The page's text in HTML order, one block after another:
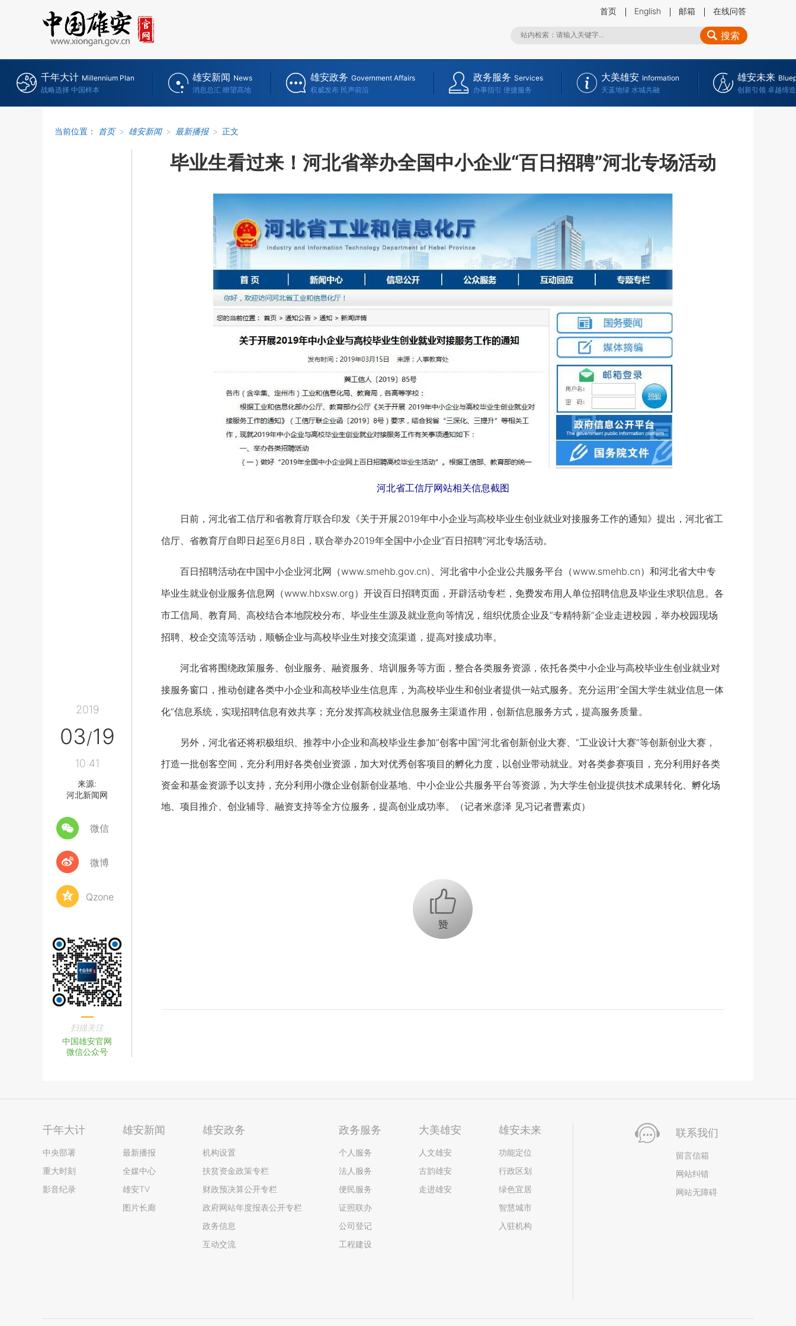
首页 English 邮箱 在线问答
搜索
千年大计 Millennium Plan
战略选择 中国样本
雄安新闻 News
消息总汇 瞭望高地
雄安政务 Government Affairs
权威发布 民声前沿
政务服务 Services
办事指引 便捷服务
大美雄安 Information
天蓝地绿 水城共融
雄安未来
创新引领 卓越缔造
当前位置： 首页 > 雄安新闻 > 最新播报 > 正文
2019
03/19
10:41
来源:
河北新闻网
微信
微博
Qzone
扫描关注
中国雄安官网
微信公众号
毕业生看过来！河北省举办全国中小企业“百日招聘”河北专场活动
河北省工信厅网站相关信息截图
日前，河北省工信厅和省教育厅联合印发《关于开展2019年中小企业与高校毕业生创业就业对接服务工作的通知》提出，河北省工
信厅、省教育厅自即日起至6月8日，联合举办2019年全国中小企业“百日招聘”河北专场活动。
百日招聘活动在中国中小企业河北网（www.smehb.gov.cn)、河北省中小企业公共服务平台（www.smehb.cn）和河北省大中专
毕业生就业创业服务信息网（www.hbxsw.org）开设百日招聘页面，开辟活动专栏，免费发布用人单位招聘信息及毕业生求职信息。各
市工信局、教育局、高校结合本地院校分布、毕业生生源及就业意向等情况，组织优质企业及“专精特新”企业走进校园，举办校园现场
招聘、校企交流等活动，顺畅企业与高校毕业生对接交流渠道，提高对接成功率。
河北省将围绕政策服务、创业服务、融资服务、培训服务等方面，整合各类服务资源，依托各类中小企业与高校毕业生创业就业对
接服务窗口，推动创建各类中小企业和高校毕业生信息库，为高校毕业生和创业者提供一站式服务。充分运用“全国大学生就业信息一体
化”信息系统，实现招聘信息有效共享；充分发挥高校就业信息服务主渠道作用，创新信息服务方式，提高服务质量。
另外，河北省还将积极组织、推荐中小企业和高校毕业生参加“创客中国”河北省创新创业大赛、“工业设计大赛”等创新创业大赛，
打造一批创客空间，充分利用好各类创业资源，加大对优秀创客项目的孵化力度，以创业带动就业。对各类参赛项目，充分利用好各类
资金和基金资源予以支持，充分利用小微企业创新创业基地、中小企业公共服务平台等资源，为大学生创业提供技术成果转化、孵化场
地、项目推介、创业辅导、融资支持等全方位服务，提高创业成功率。（记者米彦泽 见习记者曹素贞）
+1
千年大计
中央部署
重大时刻
影音纪录
雄安新闻
最新播报
全媒中心
雄安TV
图片长廊
雄安政务
机构设置
扶贫资金政策专栏
财政预决算公开专栏
政府网站年度报表公开专栏
政务信息
互动交流
政务服务
个人服务
法人服务
便民服务
证照联办
公司登记
工程建设
大美雄安
人文雄安
古韵雄安
走进雄安
雄安未来
功能定位
行政区划
绿色宜居
智慧城市
入驻机构
联系我们
留言信箱
网站纠错
网站无障碍